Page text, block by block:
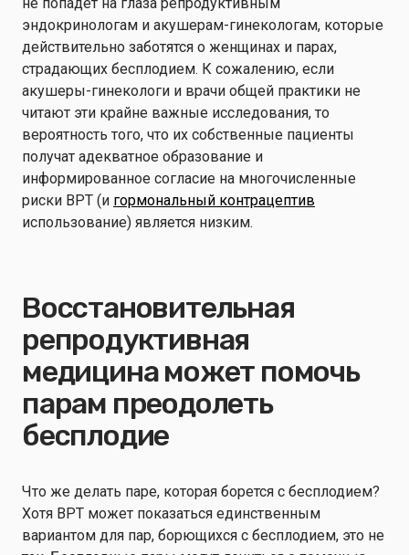
эндокринологам и акушерам-гинекологам, которые
действительно заботятся о женщинах и парах,
страдающих бесплодием. К сожалению, если
акушеры-гинекологи и врачи общей практики не
читают эти крайне важные исследования, то
вероятность того, что их собственные пациенты
получат адекватное образование и
информированное согласие на многочисленные
риски ВРТ (и гормональный контрацептив
использование) является низким.
Восстановительная
репродуктивная
медицина может помочь
парам преодолеть
бесплодие
Что же делать паре, которая борется с бесплодием?
Хотя ВРТ может показаться единственным
вариантом для пар, борющихся с бесплодием, это не